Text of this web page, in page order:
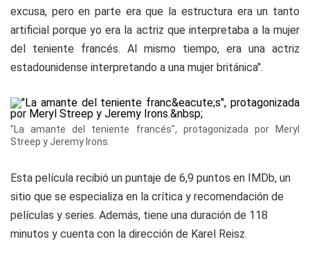
excusa, pero en parte era que la estructura era un tanto
artificial porque yo era la actriz que interpretaba a la mujer
del teniente francés. Al mismo tiempo, era una actriz
estadounidense interpretando a una mujer británica".
"La amante del teniente francés", protagonizada por Meryl
Streep y Jeremy Irons.
Esta película recibió un puntaje de 6,9 puntos en IMDb, un
sitio que se especializa en la crítica y recomendación de
películas y series. Además, tiene una duración de 118
minutos y cuenta con la dirección de Karel Reisz.